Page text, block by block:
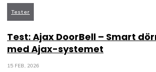
Tester
Test: Ajax DoorBell – Smart
med Ajax-systemet
15 FEB, 2026